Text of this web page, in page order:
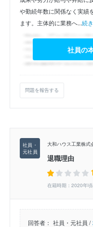
や勤続年数に関係なく実績
ます。主体的に業務へ...続
社員の
問題を報告する
大和ハウス工業株式
退職理由
在籍時期：2020年
回答者： 社員・元社員 /